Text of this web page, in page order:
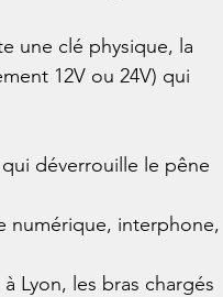
une clé physique, la
12V ou 24V) qui
déverrouille le pêne
numérique, interphone,
Lyon, les bras chargés